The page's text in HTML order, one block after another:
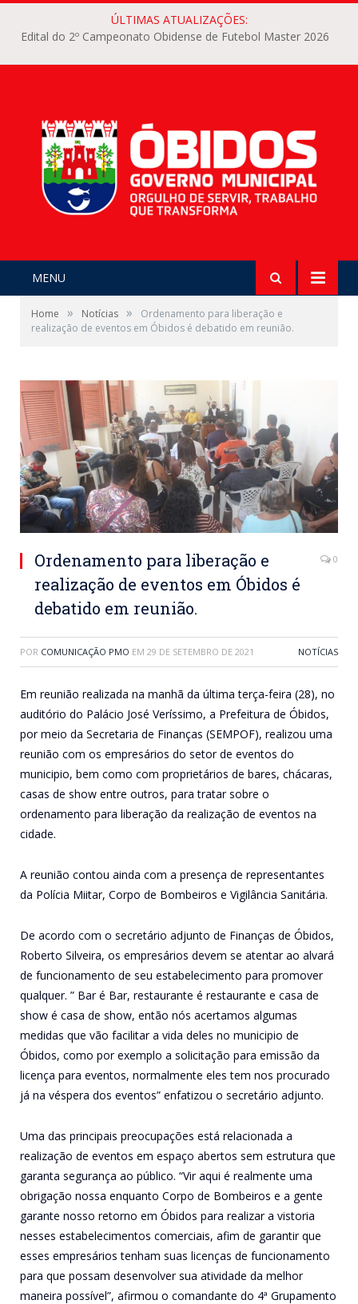
ÚLTIMAS ATUALIZAÇÕES:
Edital do 2º Campeonato Obidense de Futebol Master 2026
MENU
Home » Notícias »
Ordenamento para liberação e
realização de eventos em Óbidos é debatido em reunião.
Ordenamento para liberação e
realização de eventos em Óbidos é
debatido em reunião.
0
POR COMUNICAÇÃO PMO EM 29 DE SETEMBRO DE 2021 NOTÍCIAS
Em reunião realizada na manhã da última terça-feira (28), no
auditório do Palácio José Veríssimo, a Prefeitura de Óbidos,
por meio da Secretaria de Finanças (SEMPOF), realizou uma
reunião com os empresários do setor de eventos do
municipio, bem como com proprietários de bares, chácaras,
casas de show entre outros, para tratar sobre o
ordenamento para liberação da realização de eventos na
cidade.
A reunião contou ainda com a presença de representantes
da Polícia Miitar, Corpo de Bombeiros e Vigilância Sanitária.
De acordo com o secretário adjunto de Finanças de Óbidos,
Roberto Silveira, os empresários devem se atentar ao alvará
de funcionamento de seu estabelecimento para promover
qualquer. ” Bar é Bar, restaurante é restaurante e casa de
show é casa de show, então nós acertamos algumas
medidas que vão facilitar a vida deles no municipio de
Óbidos, como por exemplo a solicitação para emissão da
licença para eventos, normalmente eles tem nos procurado
já na véspera dos eventos” enfatizou o secretário adjunto.
Uma das principais preocupações está relacionada a
realização de eventos em espaço abertos sem estrutura que
garanta segurança ao público. “Vir aqui é realmente uma
obrigação nossa enquanto Corpo de Bombeiros e a gente
garante nosso retorno em Óbidos para realizar a vistoria
nesses estabelecimentos comerciais, afim de garantir que
esses empresários tenham suas licenças de funcionamento
para que possam desenvolver sua atividade da melhor
maneira possível”, afirmou o comandante do 4ª Grupamento